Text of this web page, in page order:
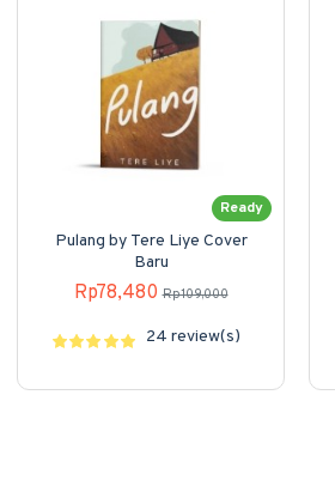
Ready
Pulang by Tere Liye Cover
Baru
Rp78,480 Rp109,000
24 review(s)